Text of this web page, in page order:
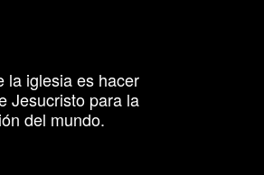
la iglesia es hacer
Jesucristo para la
del mundo.